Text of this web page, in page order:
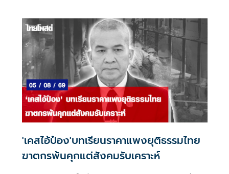
'เคสไอ้ป๋อง'บทเรียนราคาแพงยุติธรรมไทย
ฆาตกรพ้นคุกแต่สังคมรับเคราะห์